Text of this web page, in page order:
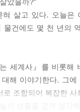
으로 풍요로워진 소
란 환기구를 마련하
행 중에 검은 연기
장으로 탄생하다」중
았을까?”
혀 살고 있다. 오늘
물건에도 몇 천 년의
세계사』를 비롯해
해 이야기한다. 그
로 조합되어 복잡한